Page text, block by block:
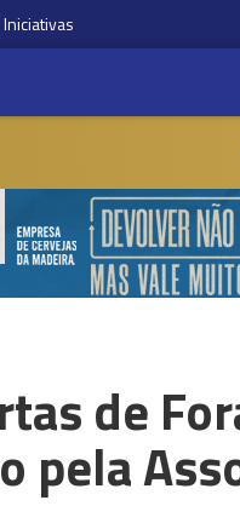
Iniciativas
de
pela